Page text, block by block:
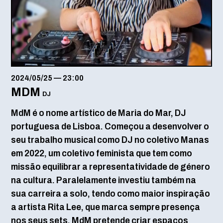
2024/05/25 — 23:00
MDM DJ
MdM é o nome artístico de Maria do Mar, DJ
portuguesa de Lisboa. Começou a desenvolver o
seu trabalho musical como DJ no coletivo Manas
em 2022, um coletivo feminista que tem como
missão equilibrar a representatividade de género
na cultura. Paralelamente investiu também na
sua carreira a solo, tendo como maior inspiração
a artista Rita Lee, que marca sempre presença
nos seus sets. MdM pretende criar espaços